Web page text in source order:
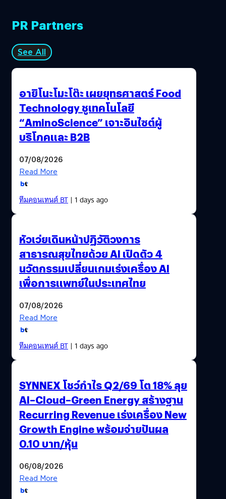
PR Partners
See All
อายิโนะโมะโต๊ะ เผยยุทธศาสตร์ Food
Technology ชูเทคโนโลยี
“AminoScience” เจาะอินไซต์ผู้
บริโภคและ B2B
07/08/2026
Read More
ทีมคอนเทนต์ BT| 1 days ago
หัวเว่ยเดินหน้าปฏิวัติวงการ
สาธารณสุขไทยด้วย AI เปิดตัว 4
นวัตกรรมเปลี่ยนเกมเร่งเครื่อง AI
เพื่อการแพทย์ในประเทศไทย
07/08/2026
Read More
ทีมคอนเทนต์ BT| 1 days ago
SYNNEX โชว์กำไร Q2/69 โต 18% ลุย
AI–Cloud–Green Energy สร้างฐาน
Recurring Revenue เร่งเครื่อง New
Growth Engine พร้อมจ่ายปันผล
0.10 บาท/หุ้น
06/08/2026
Read More